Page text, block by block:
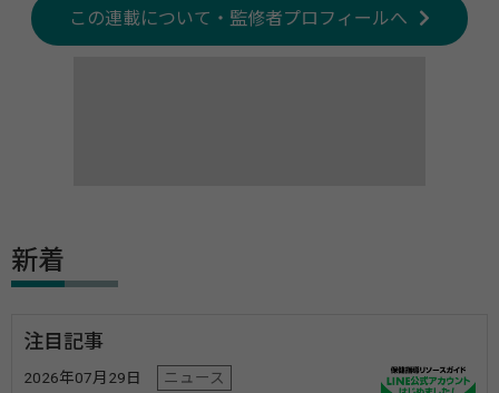
この連載について・監修者プロフィールへ
新着
注目記事
2026年07月29日 ニュース